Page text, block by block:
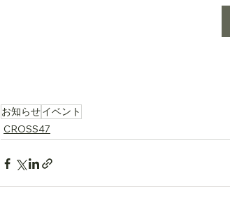
お知らせイベント
CROSS47